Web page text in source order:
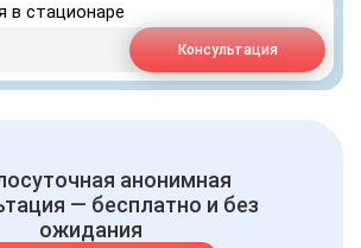
в стационаре
Консультация
анонимная
— бесплатно и без
ожидания